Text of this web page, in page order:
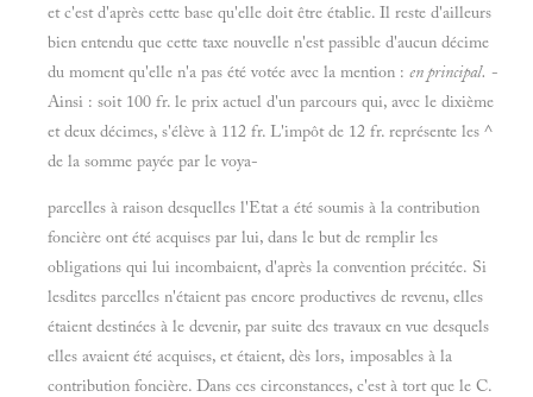
et c'est d'après cette base qu'elle doit être établie. Il reste d'ailleurs
bien entendu que cette taxe nouvelle n'est passible d'aucun décime
du moment qu'elle n'a pas été votée avec la mention : en principal. -
Ainsi : soit 100 fr. le prix actuel d'un parcours qui, avec le dixième
et deux décimes, s'élève à 112 fr. L'impôt de 12 fr. représente les ^
de la somme payée par le voya-
parcelles à raison desquelles l'Etat a été soumis à la contribution
foncière ont été acquises par lui, dans le but de remplir les
obligations qui lui incombaient, d'après la convention précitée. Si
lesdites parcelles n'étaient pas encore productives de revenu, elles
étaient destinées à le devenir, par suite des travaux en vue desquels
elles avaient été acquises, et étaient, dès lors, imposables à la
contribution foncière. Dans ces circonstances, c'est à tort que le C.